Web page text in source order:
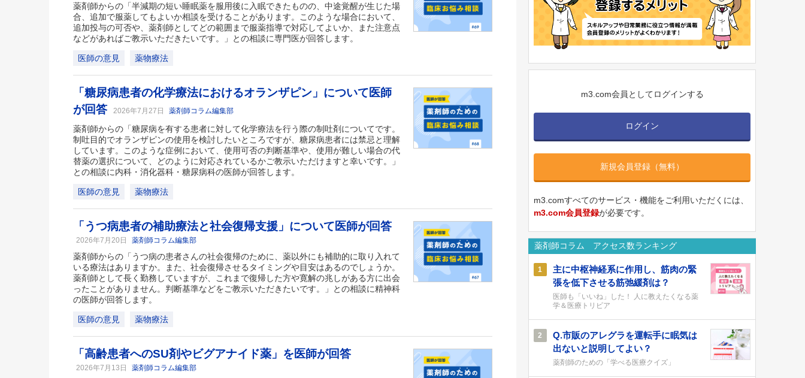
薬剤師からの「半減期の短い睡眠薬を服用後に入眠できたものの、中途覚醒が生じた場
合、追加で服薬してもよいか相談を受けることがあります。このような場合において、
追加投与の可否や、薬剤師としてどの範囲まで服薬指導で対応してよいか、また注意点
などがあればご教示いただきたいです。」との相談に専門医が回答します。
医師の意見 薬物療法
「糖尿病患者の化学療法におけるオランザピン」について医師
が回答
2026年7月27日 薬剤師コラム編集部
薬剤師からの「糖尿病を有する患者に対して化学療法を行う際の制吐剤についてです。
制吐目的でオランザピンの使用を検討したいところですが、糖尿病患者には禁忌と理解
しています。このような症例において、使用可否の判断基準や、使用が難しい場合の代
替薬の選択について、どのように対応されているかご教示いただけますと幸いです。」
との相談に内科・消化器科・糖尿病科の医師が回答します。
医師の意見 薬物療法
「うつ病患者の補助療法と社会復帰支援」について医師が回答
2026年7月20日 薬剤師コラム編集部
薬剤師からの「うつ病の患者さんの社会復帰のために、薬以外にも補助的に取り入れて
いる療法はありますか。また、社会復帰させるタイミングや目安はあるのでしょうか。
薬剤師として長く勤務していますが、これまで復帰した方や寛解の兆しがある方に出会
ったことがありません。判断基準などをご教示いただきたいです。」との相談に精神科
の医師が回答します。
医師の意見 薬物療法
「高齢患者へのSU剤やビグアナイド薬」を医師が回答
2026年7月13日 薬剤師コラム編集部
m3.com会員としてログインする
ログイン
新規会員登録（無料）
m3.comすべてのサービス・機能をご利用いただくには、
m3.com会員登録が必要です。
薬剤師コラム アクセス数ランキング
1
主に中枢神経系に作用し、筋肉の緊
張を低下させる筋弛緩剤は？
医師も「いいね」した！ 人に教えたくなる薬
学＆医療トリビア
2
Q.市販のアレグラを運転手に眠気は
出ないと説明してよい？
薬剤師のための「学べる医療クイズ」